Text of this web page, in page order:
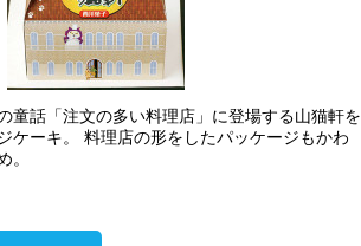
童話「注文の多い料理店」に登場する山猫軒を
ケーキ。 料理店の形をしたパッケージもかわ
。